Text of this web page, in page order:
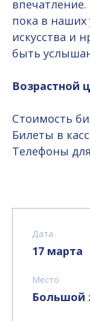
пока в наших
искусства и
быть
Возрастной
Стоимость
Билеты в
Телефоны для
Дата
17 марта
Место
Большой